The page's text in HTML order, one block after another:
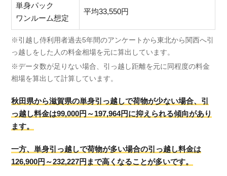
単身パック
ワンルーム想定
平均33,550円
※引越し侍利用者過去5年間のアンケートから東北から関西へ引
っ越しをした人の料金相場を元に算出しています。
※データ数が足りない場合、引っ越し距離を元に同程度の料金
相場を算出して計算しています。
秋田県から滋賀県の単身引っ越しで荷物が少ない場合、引
っ越し料金は99,000円～197,964円に抑えられる傾向があり
ます。
一方、単身引っ越しで荷物が多い場合の引っ越し料金は
126,900円～232,227円まで高くなることが多いです。